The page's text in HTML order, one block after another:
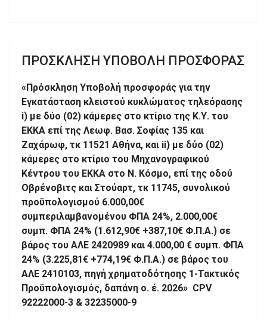
ΠΡΟΣΚΛΗΣΗ ΥΠΟΒΟΛΗ ΠΡΟΣΦΟΡΑΣ
«Πρόσκληση Υποβολή προσφοράς για την
Εγκατάσταση κλειστού κυκλώματος τηλεόρασης
i) με δύο (02) κάμερες στο κτίριο της Κ.Υ. του
ΕΚΚΑ επί της Λεωφ. Βασ. Σοφίας 135 και
Ζαχάρωφ, τκ 11521 Αθήνα, και ii) με δύο (02)
κάμερες στο κτίριο του Μηχανογραφικού
Κέντρου του ΕΚΚΑ στο Ν. Κόσμο, επί της οδού
Οβρένοβιτς και Στούαρτ, τκ 11745, συνολικού
προϋπολογισμού 6.000,00€
συμπεριλαμβανομένου ΦΠΑ 24%, 2.000,00€
συμπ. ΦΠΑ 24% (1.612,90€ +387,10€ Φ.Π.Α.) σε
βάρος του ΑΛΕ 2420989 και 4.000,00 € συμπ. ΦΠΑ
24% (3.225,81€ +774,19€ Φ.Π.Α.) σε βάρος του
ΑΛΕ 2410103, πηγή χρηματοδότησης 1-Τακτικός
Προϋπολογισμός, δαπάνη ο. έ. 2026» CPV
92222000-3 & 32235000-9